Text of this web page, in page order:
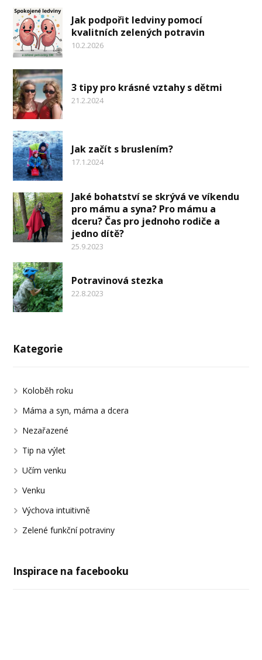
Jak podpořit ledviny pomocí
kvalitních zelených potravin
10.2.2026
3 tipy pro krásné vztahy s dětmi
21.2.2024
Jak začít s bruslením?
17.1.2024
Jaké bohatství se skrývá ve víkendu
pro mámu a syna? Pro mámu a
dceru? Čas pro jednoho rodiče a
jedno dítě?
25.9.2023
Potravinová stezka
22.8.2023
Kategorie
Koloběh roku
Máma a syn, máma a dcera
Nezařazené
Tip na výlet
Učím venku
Venku
Výchova intuitivně
Zelené funkční potraviny
Inspirace na facebooku